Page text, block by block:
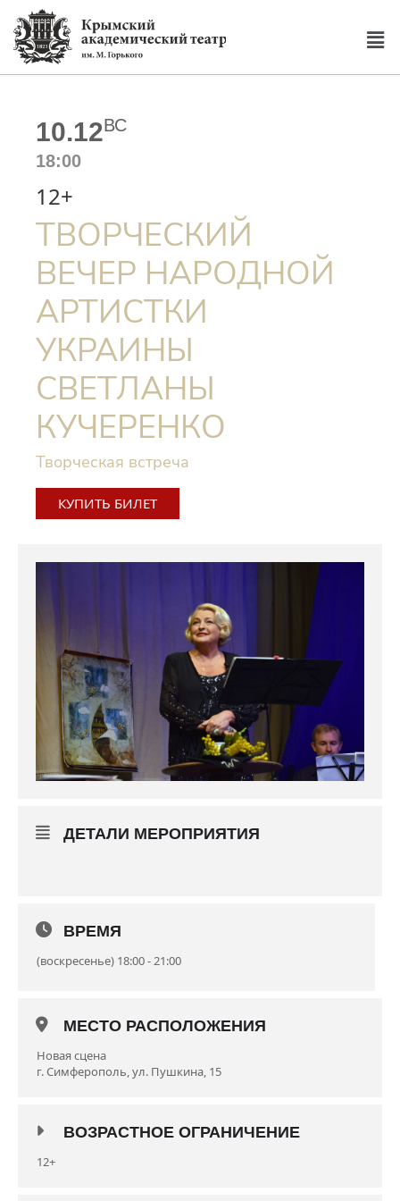
10.12ВС
18:00
12+
КУПИТЬ БИЛЕТ
ТВОРЧЕСКИЙ
ВЕЧЕР НАРОДНОЙ
АРТИСТКИ
УКРАИНЫ
СВЕТЛАНЫ
КУЧЕРЕНКО
Творческая встреча
ДЕТАЛИ МЕРОПРИЯТИЯ
ВРЕМЯ
(воскресенье) 18:00 - 21:00
МЕСТО РАСПОЛОЖЕНИЯ
Новая сцена
г. Симферополь, ул. Пушкина, 15
ВОЗРАСТНОЕ ОГРАНИЧЕНИЕ
12+